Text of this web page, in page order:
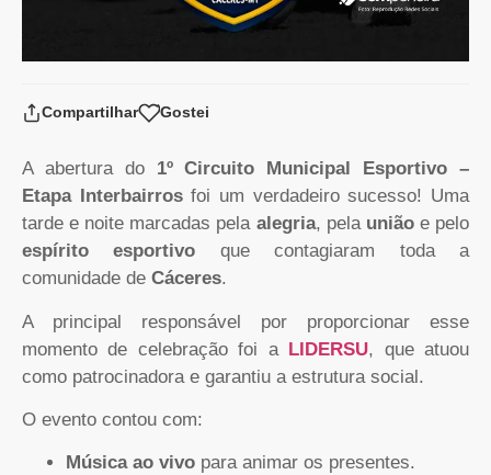
Compartilhar Gostei
A abertura do 1º Circuito Municipal Esportivo –
Etapa Interbairrosfoi um verdadeiro sucesso! Uma
tarde e noite marcadas pela alegria, pela uniãoe pelo
espírito esportivo que contagiaram toda a
comunidade de Cáceres.
A principal responsável por proporcionar esse
momento de celebração foi a LIDERSU, que atuou
como patrocinadora e garantiu a estrutura social.
O evento contou com:
Música ao vivo para animar os presentes.